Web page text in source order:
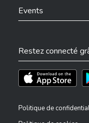
Events
Restez connecté
Téléchargez l'app
Politique de